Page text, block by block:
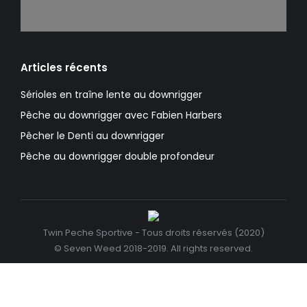
Articles récents
Sérioles en traîne lente au downrigger
Pêche au downrigger avec Fabien Harbers
Pêcher le Denti au downrigger
Pêche au downrigger double profondeur
Twin Peche Sportive - Tous droits réservés (2020)
© Seven Weed 2018-2019. All rights reserved.